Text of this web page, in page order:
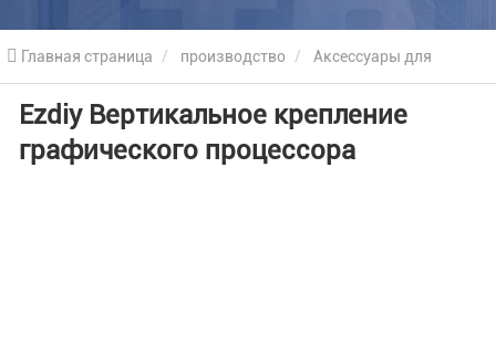
Главная страница производство Аксессуары для
серверных корпусов Kronchtein Pcie Ezdiy Вертикальное
крепление графического процессора
Ezdiy Вертикальное крепление
графического процессора